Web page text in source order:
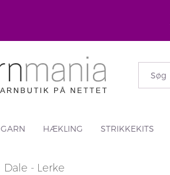
GARN HÆKLING STRIKKEKITS
Dale - Lerke